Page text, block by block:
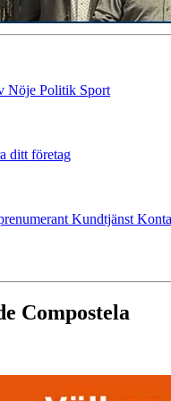
Nöje Politik Sport
ditt företag
Kundtjänst
Compostela